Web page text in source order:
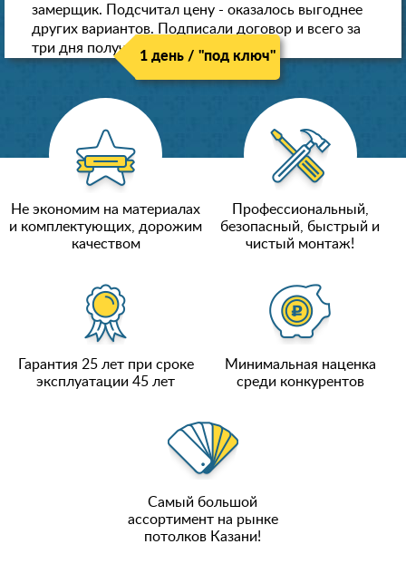
замерщик. Подсчитал цену - оказалось выгоднее
других вариантов. Подписали договор и всего за
три дня получили новые потолки!
1 день / "под ключ"
Не экономим на материалах
и комплектующих, дорожим
качеством
Профессиональный,
безопасный, быстрый и
чистый монтаж!
Гарантия 25 лет при сроке
эксплуатации 45 лет
Минимальная наценка
среди конкурентов
Самый большой
ассортимент на рынке
потолков Казани!